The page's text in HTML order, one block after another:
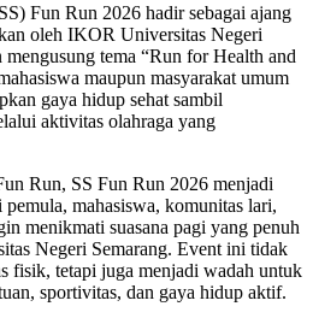
Fun Run 2026 hadir sebagai ajang
oleh IKOR Universitas Negeri
tema “Run for Health and
maupun masyarakat umum
gaya hidup sehat sambil
aktivitas olahraga yang
Run, SS Fun Run 2026 menjadi
mahasiswa, komunitas lari,
menikmati suasana pagi yang penuh
Negeri Semarang. Event ini tidak
fisik, tetapi juga menjadi wadah untuk
sportivitas, dan gaya hidup aktif.